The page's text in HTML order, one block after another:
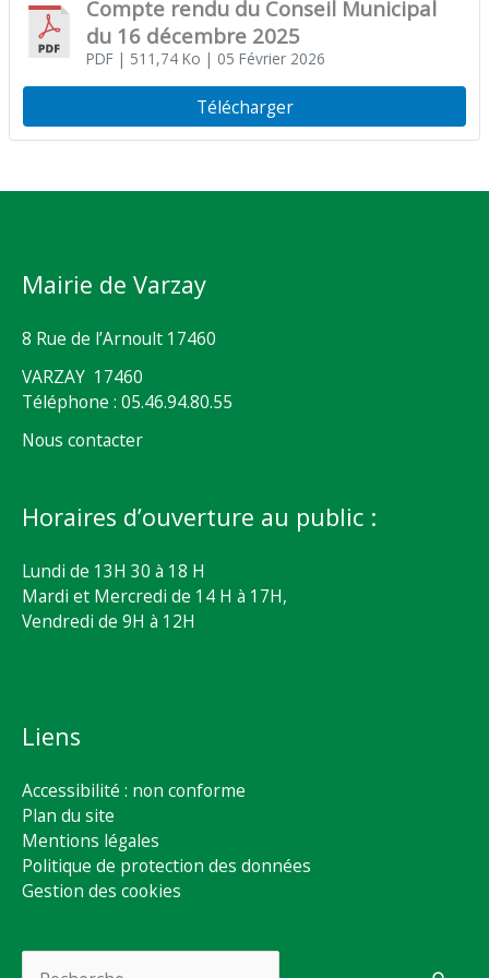
Compte rendu du Conseil Municipal
du 16 décembre 2025
PDF| 511,74 Ko | 05 Février 2026
Télécharger
Mairie de Varzay
8 Rue de l’Arnoult 17460
VARZAY 17460
Téléphone : 05.46.94.80.55
Nous contacter
Horaires d’ouverture au public :
Lundi de 13H 30 à 18 H
Mardi et Mercredi de 14 H à 17H,
Vendredi de 9H à 12H
Liens
Accessibilité : non conforme
Plan du site
Mentions légales
Politique de protection des données
Gestion des cookies